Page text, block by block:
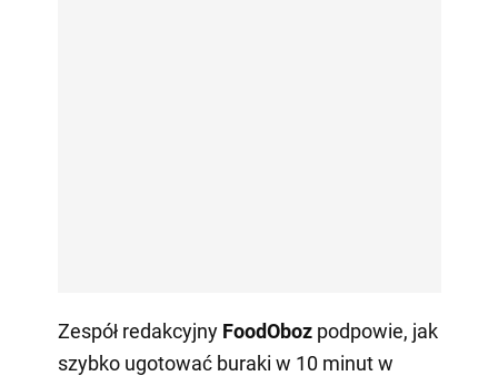
Zespół redakcyjny FoodOboz podpowie, jak
szybko ugotować buraki w 10 minut w